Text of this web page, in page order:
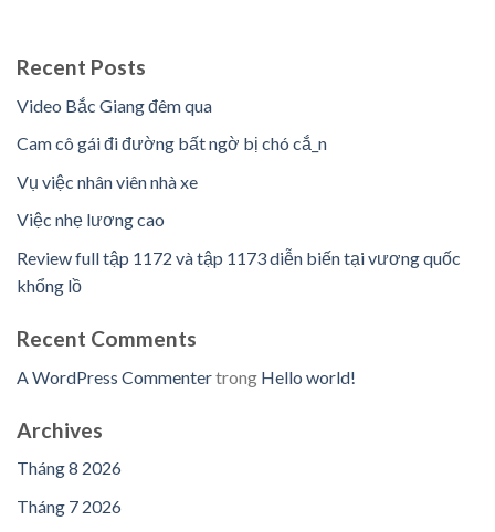
Recent Posts
Video Bắc Giang đêm qua
Cam cô gái đi đường bất ngờ bị chó cắ_n
Vụ việc nhân viên nhà xe
Việc nhẹ lương cao
Review full tập 1172 và tập 1173 diễn biến tại vương quốc
khổng lồ
Recent Comments
A WordPress Commentertrong Hello world!
Archives
Tháng 8 2026
Tháng 7 2026